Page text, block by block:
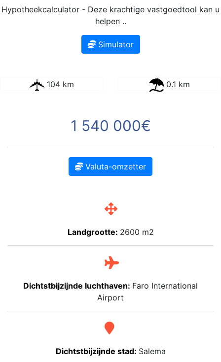
Hypotheekcalculator - Deze krachtige vastgoedtool kan u
helpen ..
Simulator
104 km 0.1 km
1 540 000€
Valuta-omzetter
Landgrootte: 2600 m2
Dichtstbijzijnde luchthaven: Faro International
Airport
Dichtstbijzijnde stad: Salema